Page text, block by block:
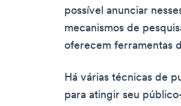
possível anunciar
mecanismos de
oferecem ferramentas
Há várias técnicas de
para atingir seu